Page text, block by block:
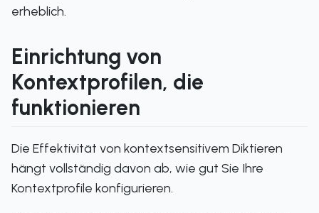
erheblich.
Einrichtung von
Kontextprofilen, die
funktionieren
Die Effektivität von kontextsensitivem Diktieren
hängt vollständig davon ab, wie gut Sie Ihre
Kontextprofile konfigurieren.